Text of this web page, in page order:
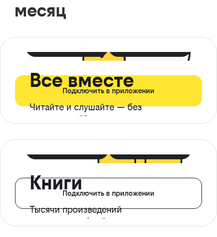
месяц
Все вместе
Читайте и слушайте — без
ограничений*
Подключить в приложении
Книги
Тысячи произведений
с доступом офлайн
Подключить в приложении